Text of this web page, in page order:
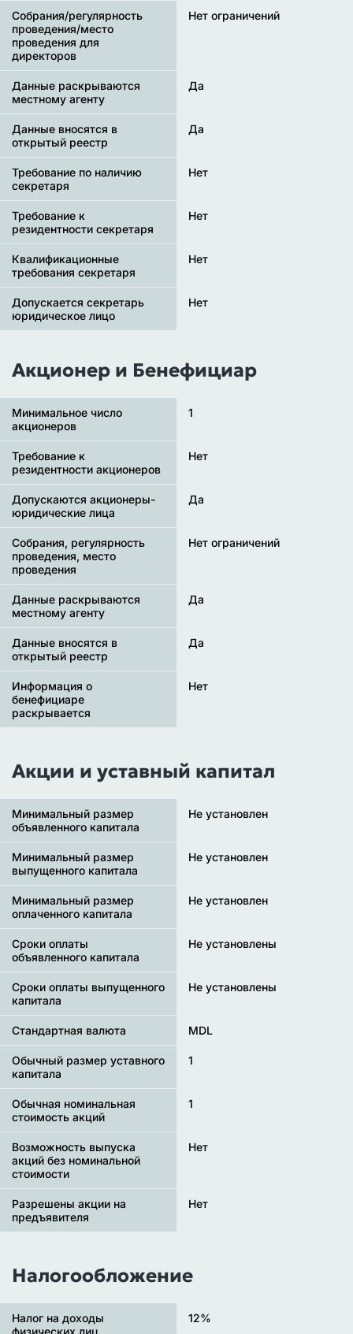
Собрания/регулярность
проведения/место
проведения для
директоров
Нет ограничений
Данные раскрываются
местному агенту
Да
Данные вносятся в
открытый реестр
Да
Требование по наличию
секретаря
Нет
Требование к
резидентности секретаря
Нет
Квалификационные
требования секретаря
Нет
Допускается секретарь
юридическое лицо
Нет
Акционер и Бенефициар
Минимальное число
акционеров
1
Требование к
резидентности акционеров
Нет
Допускаются акционеры-
юридические лица
Да
Собрания, регулярность
проведения, место
проведения
Нет ограничений
Данные раскрываются
местному агенту
Да
Данные вносятся в
открытый реестр
Да
Информация о
бенефициаре
раскрывается
Нет
Акции и уставный капитал
Минимальный размер
объявленного капитала
Не установлен
Минимальный размер
выпущенного капитала
Не установлен
Минимальный размер
оплаченного капитала
Не установлен
Сроки оплаты
объявленного капитала
Не установлены
Сроки оплаты выпущенного
капитала
Не установлены
Стандартная валюта MDL
Обычный размер уставного
капитала
1
Обычная номинальная
стоимость акций
1
Возможность выпуска
акций без номинальной
стоимости
Нет
Разрешены акции на
предъявителя
Нет
Налогообложение
Налог на доходы
физических лиц
12%